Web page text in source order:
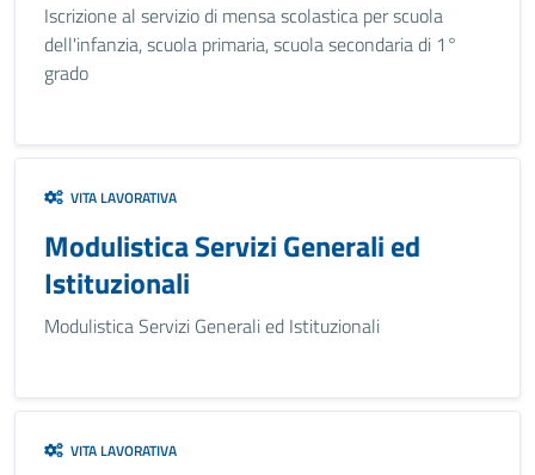
Iscrizione al servizio di mensa scolastica per scuola
dell'infanzia, scuola primaria, scuola secondaria di 1°
grado
VITA LAVORATIVA
Modulistica Servizi Generali ed
Istituzionali
Modulistica Servizi Generali ed Istituzionali
VITA LAVORATIVA